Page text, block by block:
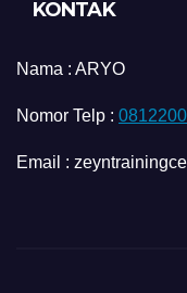
KONTAK
Nama : ARYO
Nomor Telp :
Email :